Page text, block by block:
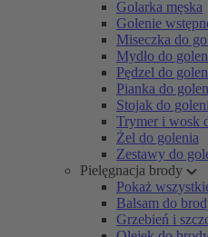
Golarka męska
Golenie
Miseczka do
Mydło do
Pędzel do
Pianka do
Stojak do
Trymer i wosk
Żel do golenia
Zestawy do
Pielęgnacja brody
Pokaż
Balsam do
Grzebień i